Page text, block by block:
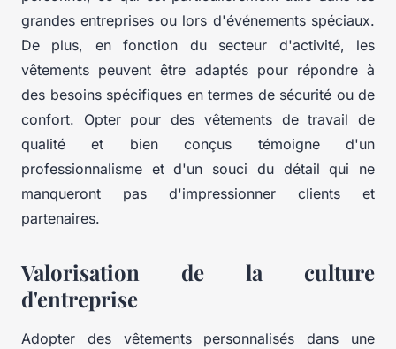
grandes entreprises ou lors d'événements spéciaux.
De plus, en fonction du secteur d'activité, les
vêtements peuvent être adaptés pour répondre à
des besoins spécifiques en termes de sécurité ou de
confort. Opter pour des vêtements de travail de
qualité et bien conçus témoigne d'un
professionnalisme et d'un souci du détail qui ne
manqueront pas d'impressionner clients et
partenaires.
Valorisation de la culture
d'entreprise
Adopter des vêtements personnalisés dans une